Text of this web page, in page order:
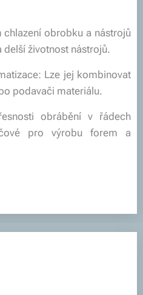
chlazení obrobku a nástrojů
životnost nástrojů.
Lze jej kombinovat
podavači materiálu.
obrábění v řádech
pro výrobu forem a